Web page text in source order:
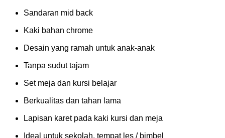
Sandaran mid back
Kaki bahan chrome
Desain yang ramah untuk anak-anak
Tanpa sudut tajam
Set meja dan kursi belajar
Berkualitas dan tahan lama
Lapisan karet pada kaki kursi dan meja
Ideal untuk sekolah, tempat les / bimbel